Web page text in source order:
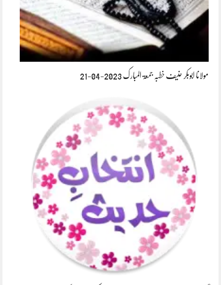
مولانا ابوبکر حنیف خطبہ جمعۃ المبارک 2023-04-21